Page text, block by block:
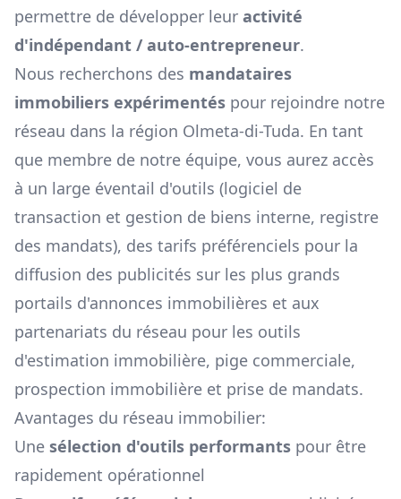
permettre de développer leur activité
d'indépendant / auto-entrepreneur.
Nous recherchons des mandataires
immobiliers expérimentés pour rejoindre notre
réseau dans la région Olmeta-di-Tuda. En tant
que membre de notre équipe, vous aurez accès
à un large éventail d'outils (logiciel de
transaction et gestion de biens interne, registre
des mandats), des tarifs préférenciels pour la
diffusion des publicités sur les plus grands
portails d'annonces immobilières et aux
partenariats du réseau pour les outils
d'estimation immobilière, pige commerciale,
prospection immobilière et prise de mandats.
Avantages du réseau immobilier:
Une sélection d'outils performants pour être
rapidement opérationnel